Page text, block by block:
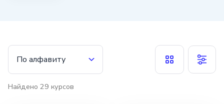
составлять отчеты с помощью PowerBI,
пишут простые коды в Python, используют
инструменты веб-аналитики.
По алфавиту
Найдено 29 курсов